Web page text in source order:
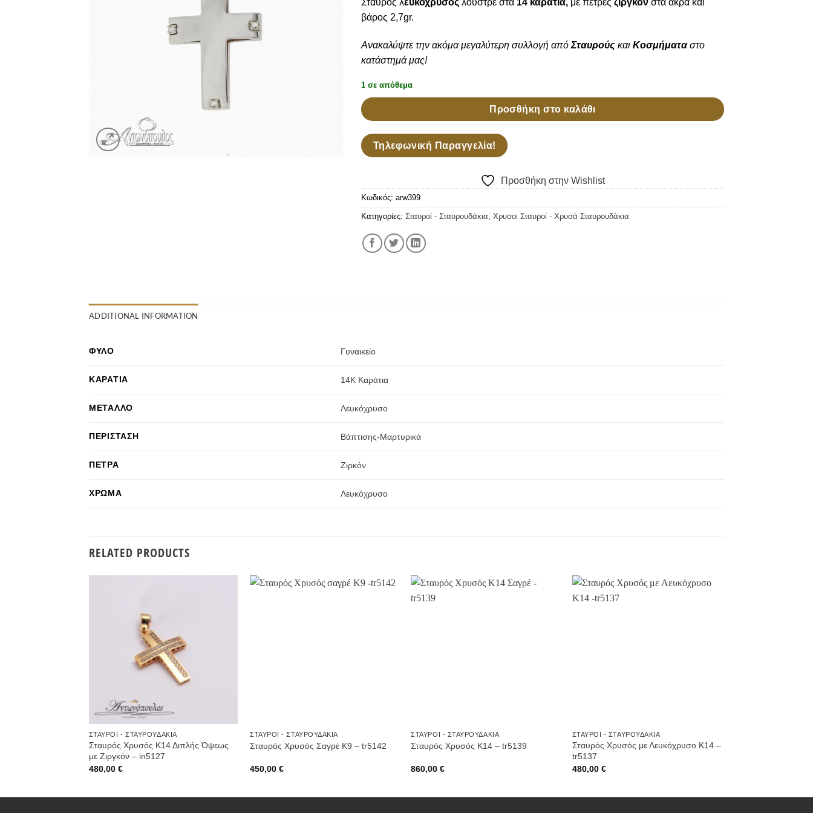
Σταυρός λευκόχρυσος λουστρέ στα 14 καράτια, με πέτρες ζιργκόν στα άκρα και
βάρος 2,7gr.
Ανακαλύψτε την ακόμα μεγαλύτερη συλλογή από Σταυρούς και Κοσμήματαστο
κατάστημά μας!
1 σε απόθεμα
Προσθήκη στο καλάθι
Τηλεφωνική Παραγγελία!
Προσθήκη στην Wishlist
Κωδικός: arw399
Κατηγορίες: Σταυροί - Σταυρουδάκια Χρυσοι Σταυροί - Χρυσά Σταυρουδάκια
ADDITIONAL INFORMATION
ΦΎΛΟ Γυναικείο
ΚΑΡΆΤΙΑ 14Κ Καράτια
ΜΈΤΑΛΛΟ Λευκόχρυσο
ΠΕΡΊΣΤΑΣΗ Βάπτισης-Μαρτυρικά
ΠΈΤΡΑ Ζιρκόν
ΧΡΏΜΑ Λευκόχρυσο
RELATED PRODUCTS
ΣΤΑΥΡΟΊ - ΣΤΑΥΡΟΥΔΆΚΙΑ
Σταυρός Χρυσός Κ14 Διπλής Όψεως
με Ζιργκόν – in5127
480,00 €
ΣΤΑΥΡΟΊ - ΣΤΑΥΡΟΥΔΆΚΙΑ
Σταυρός Χρυσός Σαγρέ Κ9 – tr5142
450,00€
ΣΤΑΥΡΟΊ - ΣΤΑΥΡΟΥΔΆΚΙΑ
Σταυρός Χρυσός Κ14 – tr5139
860,00€
ΣΤΑΥΡΟΊ - ΣΤΑΥΡΟΥΔΆΚΙΑ
Σταυρός Χρυσός με Λευκόχρυσο Κ14 –
tr5137
480,00 €